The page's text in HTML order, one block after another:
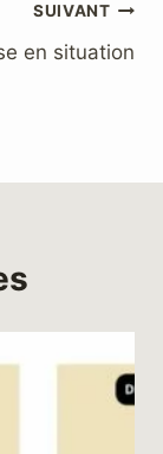
SUIVANT
en situation